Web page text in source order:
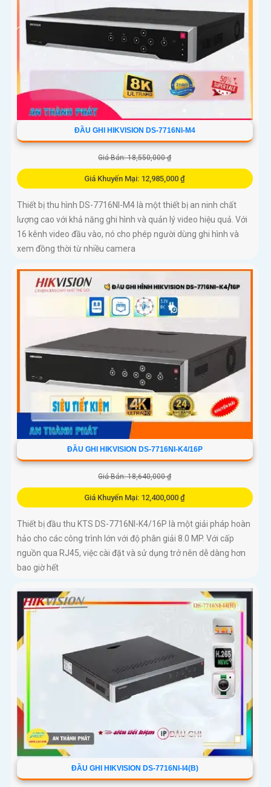
ĐẦU GHI HIKVISION DS-7716NI-M4
Giá Bán: 18,550,000 ₫
Giá Khuyến Mại: 12,985,000 ₫
Thiết bị thu hình DS-7716NI-M4 là một thiết bị an ninh chất
lượng cao với khả năng ghi hình và quản lý video hiệu quả. Với
16 kênh video đầu vào, nó cho phép người dùng ghi hình và
xem đồng thời từ nhiều camera
ĐẦU GHI HIKVISION DS-7716NI-K4/16P
Giá Bán: 18,640,000 ₫
Giá Khuyến Mại: 12,400,000 ₫
Thiết bị đầu thu KTS DS-7716NI-K4/16P là một giải pháp hoàn
hảo cho các công trình lớn với độ phân giải 8.0 MP. Với cấp
nguồn qua RJ45, việc cài đặt và sử dụng trở nên dễ dàng hơn
bao giờ hết
ĐẦU GHI HIKVISION DS-7716NI-I4(B)